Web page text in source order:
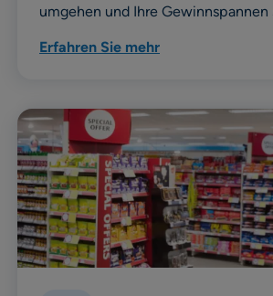
umgehen und Ihre Gewinnspannen
Erfahren Sie mehr